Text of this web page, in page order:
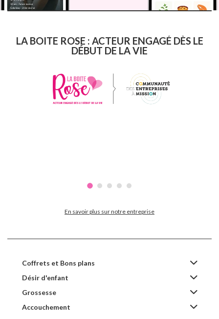
LA BOITE ROSE : ACTEUR ENGAGÉ DÈS LE
DÉBUT DE LA VIE
En savoir plus sur notre entreprise
Coffrets et Bons plans
Désir d'enfant
Grossesse
Accouchement